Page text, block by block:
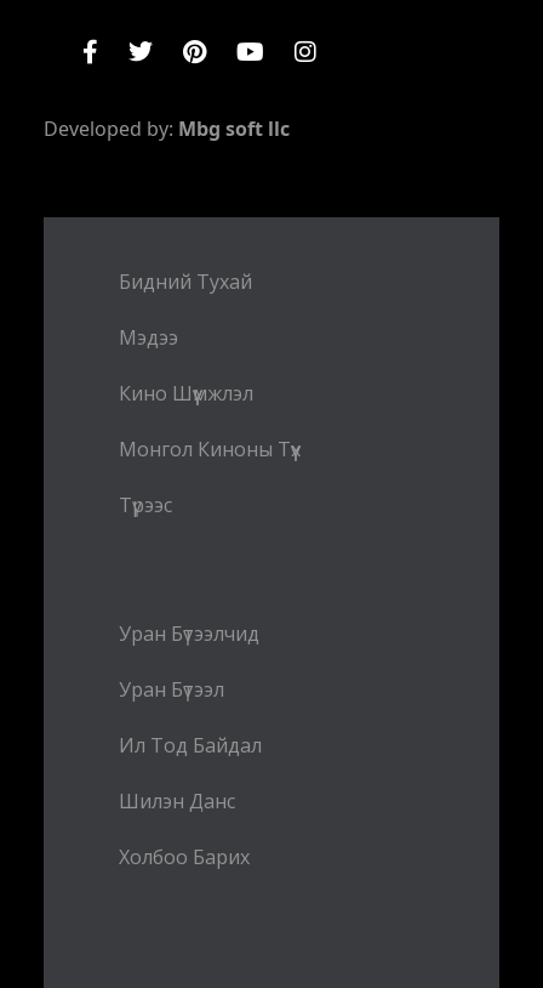
Developed by: Mbg soft llc
Бидний Тухай
Мэдээ
Кино Шүүмжлэл
Монгол Киноны Түүх
Түрээс
Уран Бүтээлчид
Уран Бүтээл
Ил Тод Байдал
Шилэн Данс
Холбоо Барих